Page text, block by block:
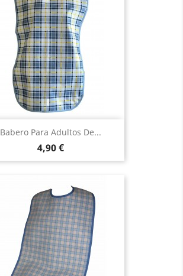
Babero Para Adultos De...
Precio
4,90 €